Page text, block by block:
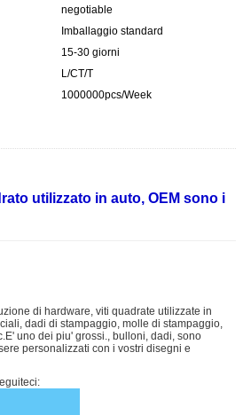
negotiable
Imballaggio standard
15-30 giorni
L/CT/T
1000000pcs/Week
utilizzato in auto, OEM sono i
di hardware, viti quadrate utilizzate in
dadi di stampaggio, molle di stampaggio,
uno dei piu' grossi., bulloni, dadi, sono
personalizzati con i vostri disegni e